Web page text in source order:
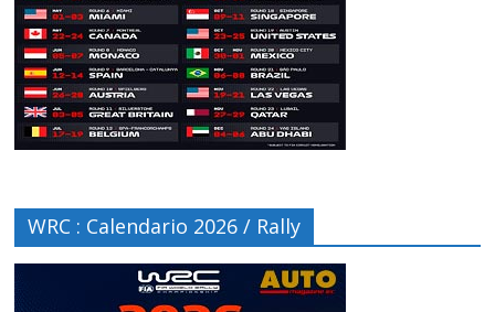
WRC : Calendario 2026 / Rally